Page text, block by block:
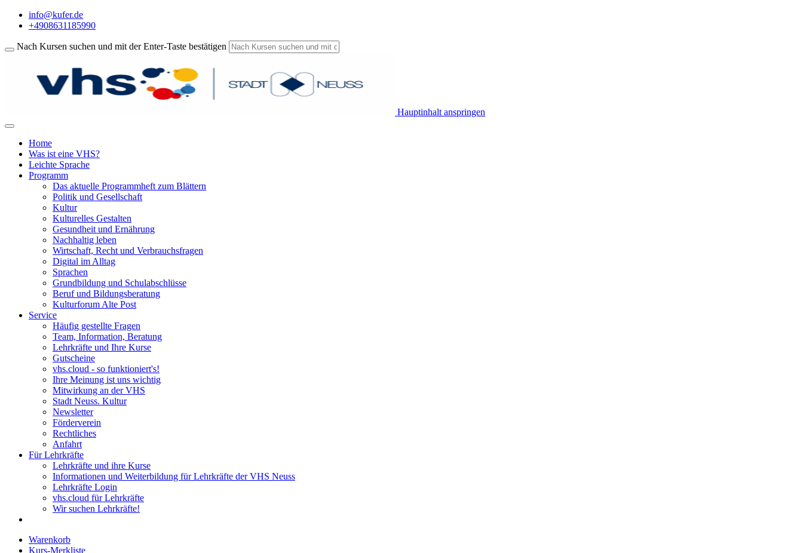
info@kufer.de
+4908631185990
Nach Kursen suchen und mit der Enter-Taste bestätigen
Hauptinhalt anspringen
Home
Was ist eine VHS?
Leichte Sprache
Programm
Das aktuelle Programmheft zum Blättern
Politik und Gesellschaft
Kultur
Kulturelles Gestalten
Gesundheit und Ernährung
Nachhaltig leben
Wirtschaft, Recht und Verbrauchsfragen
Digital im Alltag
Sprachen
Grundbildung und Schulabschlüsse
Beruf und Bildungsberatung
Kulturforum Alte Post
Service
Häufig gestellte Fragen
Team, Information, Beratung
Lehrkräfte und Ihre Kurse
Gutscheine
vhs.cloud - so funktioniert's!
Ihre Meinung ist uns wichtig
Mitwirkung an der VHS
Stadt Neuss. Kultur
Newsletter
Förderverein
Rechtliches
Anfahrt
Für Lehrkräfte
Lehrkräfte und ihre Kurse
Informationen und Weiterbildung für Lehrkräfte der VHS Neuss
Lehrkräfte Login
vhs.cloud für Lehrkräfte
Wir suchen Lehrkräfte!
Warenkorb
Kurs-Merkliste